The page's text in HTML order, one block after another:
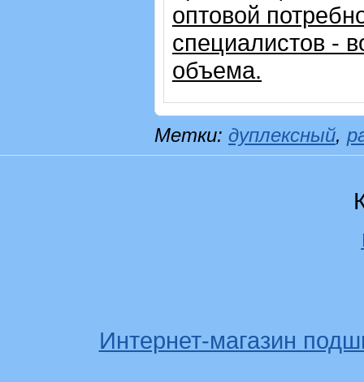
оптовой
специалистов -
объема.
Метки: дуплексный,
Интернет-магазин